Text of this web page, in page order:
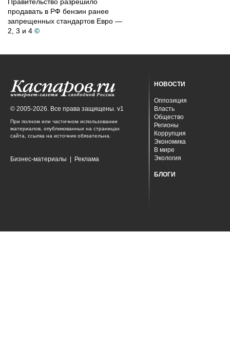
продавать в РФ бензин ранее
запрещенных стандартов Евро —
2, 3 и 4 ©
© 2005-2026. Все права защищены. v1
При полном или частичном использовании
материалов, опубликованных на страницах
сайта, ссылка на источник обязательна.
Бизнес-материалы Реклама
НОВОСТИ
Оппозиция
Власть
Общество
Регионы
Коррупция
Экономика
В мире
Экология
БЛОГИ